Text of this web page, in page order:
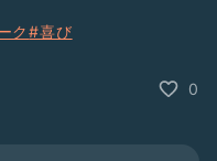
ク#喜び
0